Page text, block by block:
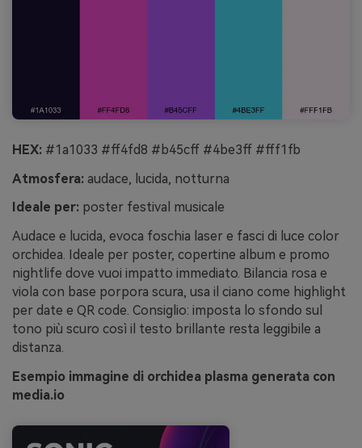
HEX: #1a1033 #ff4fd8 #b45cff #4be3ff #fff1fb
Atmosfera: audace, lucida, notturna
Ideale per: poster festival musicale
Audace e lucida, evoca foschia laser e fasci di luce color
orchidea. Ideale per poster, copertine album e promo
nightlife dove vuoi impatto immediato. Bilancia rosa e
viola con base porpora scura, usa il ciano come highlight
per date e QR code. Consiglio: imposta lo sfondo sul
tono più scuro così il testo brillante resta leggibile a
distanza.
Esempio immagine di orchidea plasma generata con
media.io